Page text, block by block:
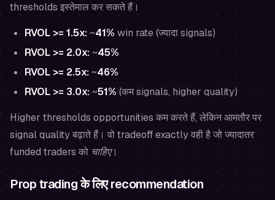
thresholds इस्तेमाल कर सकते हैं।
RVOL >= 1.5x:~41% win rate (ज्यादा signals)
RVOL >= 2.0x:~45%
RVOL >= 2.5x:~46%
RVOL >= 3.0x:~51%(कम signals, higher quality)
Higher thresholds opportunities कम करते हैं, लेकिन आमतौर पर
signal quality बढ़ाते हैं। वो tradeoff exactly वही है जो ज्यादातर
funded traders को चाहिए।
Prop trading के लिए recommendation